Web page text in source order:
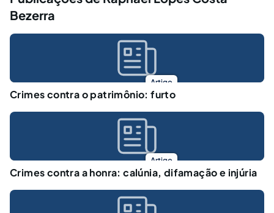
Bezerra
Artigo
Crimes contra o patrimônio: furto
Artigo
Crimes contra a honra: calúnia, difamação e injúria